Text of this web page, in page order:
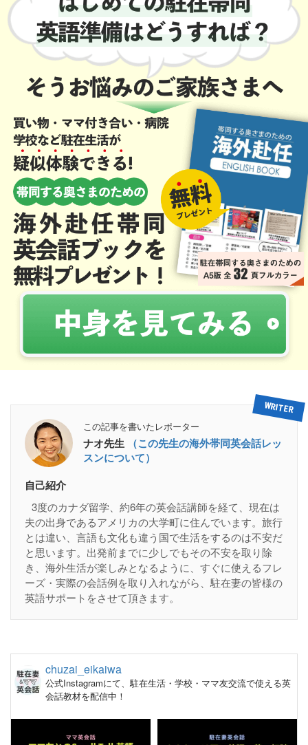
この記事を書いたレポーター
ナオ先生 （この先生の海外帯同英会話レッ
スンについて）
自己紹介
3度のカナダ留学、約6年の英会話講師を経て、現在は
夫の出身であるアメリカの大学町に住んでいます。旅行
とは違い、言語も文化も違う国で生活をするのは不安だ
と思います。出発前までに少しでもその不安を取り除
き、海外生活が楽しみとなるように、すぐに使えるフレ
ーズ・実際の会話例を取り入れながら、駐在妻の皆様の
英語サポートをさせて頂きます。
chuzai_eikaiwa
公式Instagramにて、駐在生活・学校・ママ友交流で使える英
会話教材を配信中！